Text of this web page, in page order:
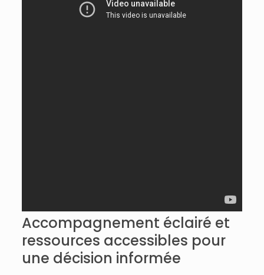
Accompagnement éclairé et
ressources accessibles pour
une décision informée